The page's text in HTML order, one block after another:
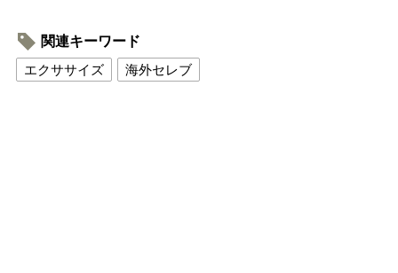
関連キーワード
エクササイズ
海外セレブ